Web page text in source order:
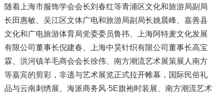
随着上海市服饰学会会长刘春红等青浦区文化和旅游局副局
长田惠敏、吴江区文体广电和旅游局副局长姚晨峰、嘉善县
文化和广电旅游体育局党委委员鲁祎、上海阿特麦文化发展
有限公司董事长倪建春、上海中昊针织有限公司董事长高宝
霖、洪河镇羊毛商会会长徐伟、南方潮流艺术展策展人南方
等嘉宾的剪彩，非遗与艺术展览正式拉开帷幕，国际民俗礼
品与云南刺绣展、海派商务风·5E旗袍时装展、南方潮流艺术